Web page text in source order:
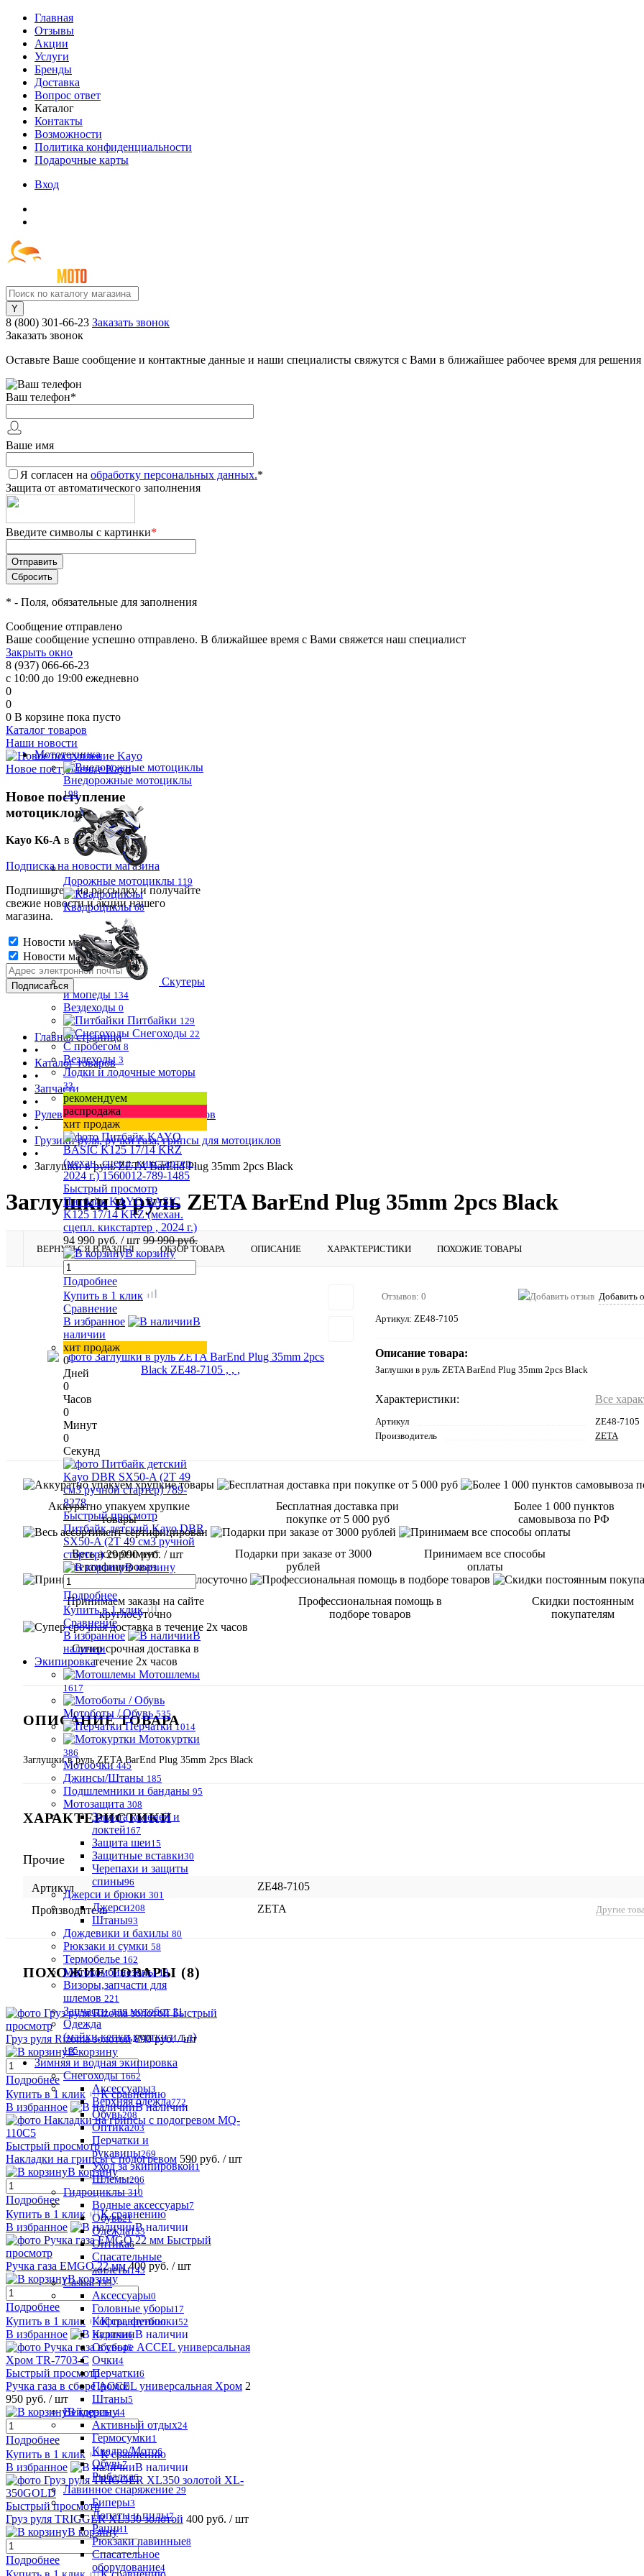
Главная
Отзывы
Акции
Услуги
Бренды
Доставка
Вопрос ответ
Каталог
Контакты
Возможности
Политика конфиденциальности
Подарочные карты
Вход
8 (800) 301-66-23 Заказать звонок
Заказать звонок
Оставьте Ваше сообщение и контактные данные и наши специалисты свяжутся с Вами в ближайшее рабочее время для
Ваш телефон*
Ваше имя
Я согласен на обработку персональных данных.*
Защита от автоматического заполнения
Введите символы с картинки*
* - Поля, обязательные для заполнения
Сообщение отправлено
Ваше сообщение успешно отправлено. В ближайшее время с Вами свяжется наш специалист
Закрыть окно
8 (937) 066-66-23
с 10:00 до 19:00 ежедневно
0
0
0 В корзине пока пусто
Каталог товаров
Мототехника
Внедорожные мотоциклы
198
Дорожные мотоциклы 119
Квадроциклы 68
Скутеры
и мопеды 134
Вездеходы 0
Питбайки 129
Снегоходы 22
С пробегом 8
Вездеходы 3
Лодки и лодочные моторы
33
рекомендуем
распродажа
хит продаж
Быстрый просмотр
Питбайк KAYO BASIC
K125 17/14 KRZ (механ.
сцепл. кикстартер , 2024 г.)
94 990 руб. / шт 99 990 руб.
В корзину
Подробнее
Купить в 1 клик
Сравнение
В избранное
В
наличии
хит продаж
0
Дней
0
Часов
0
Минут
0
Секунд
Быстрый просмотр
Питбайк детский Kayo DBR
SX50-A (2T 49 см3 ручной
стартер) 29 990 руб. / шт
В корзину
Подробнее
Купить в 1 клик
Сравнение
В избранное
В
наличии
Экипировка
Мотошлемы
1617
Мотоботы / Обувь 535
Перчатки 1014
Мотокуртки
386
Мотоочки 445
Джинсы/Штаны 185
Подшлемники и банданы 95
Мотозащита 308
Защита коленей и
локтей167
Защита шеи15
Защитные вставки30
Черепахи и защиты
спины96
Джерси и брюки 301
Джерси208
Штаны93
Дождевики и бахилы 80
Рюкзаки и сумки 58
Термобелье 162
Мотокомбинезоны 18
Визоры,запчасти для
шлемов 221
Запчасти для мотобот 31
Одежда
(майки,кепки,куртки и т.д)
165
Зимняя и водная экипировка
Снегоходы 1662
Аксессуары3
Верхняя одежда772
Обувь208
Оптика203
Перчатки и
рукавицы269
Уход за экипировкой1
Шлемы206
Гидроциклы 310
Водные аксессуары7
Обувь21
Одежда133
Оптика6
Спасательные
жилеты143
Casual 135
Аксессуары0
Головные уборы17
Кофты, футболки52
Куртки6
Обувь45
Очки4
Перчатки6
Промо0
Штаны5
Вейдерсы 44
Активный отдых24
Гермосумки1
Квадро/Мото6
Обувь7
Рыбалка6
Лавинное снаряжение 29
Биперы3
Лопаты и пилы7
Рации1
Рюкзаки лавинные8
Спасательное
оборудование4
Наши новости
Новое поступление Kayo
Новое поступление
мотоциклов!
Kayo K6-A в наличии у нас!
Подписка на новости магазина
Подпишитесь на рассылку и получайте
свежие новости и акции нашего
магазина.
Новости магазина
Новости магазина
Главная страница
•
Каталог товаров
•
Запчасти
•
Рулевое управление для мотоциклов
•
Грузики руля, ручки газа, грипсы для мотоциклов
•
Заглушки в руль ZETA BarEnd Plug 35mm 2pcs Black
Заглушки в руль ZETA BarEnd Plug 35mm 2pcs Black
ВЕРНУТЬСЯ В РАЗДЕЛ ОБЗОР ТОВАРА ОПИСАНИЕ ХАРАКТЕРИСТИКИ ПОХОЖИЕ ТОВАРЫ
Отзывов: 0 Добавить
Артикул: ZE48-7105
Описание товара:
Заглушки в руль ZETA BarEnd Plug 35mm 2pcs Black
Характеристики: Все
Артикул
ZE48-7105
Производитель
ZETA
Аккуратно упакуем хрупкие
товары
Бесплатная доставка при
покупке от 5 000 руб
Более 1 000 пунктов
самовывоза по РФ
Весь ассортимент
сертифицирован
Подарки при заказе от 3000
рублей
Принимаем все способы
оплаты
Принимаем заказы на сайте
круглосуточно
Профессиональная помощь в
подборе товаров
Скидки постоянным
покупателям
Супер срочная доставка в
течение 2х часов
ОПИСАНИЕ ТОВАРА
Заглушки в руль ZETA BarEnd Plug 35mm 2pcs Black
ХАРАКТЕРИСТИКИ
Прочие
Артикул
ZE48-7105
Производитель
ZETA Другие
ПОХОЖИЕ ТОВАРЫ (8)
Быстрый
просмотр
Груз руля Rizoma золотой 890 руб./ шт
В корзину
Подробнее
Купить в 1 клик
К сравнению
В избранное
В наличии
Быстрый просмотр
Накладки на грипсы с подогревом 590 руб. / шт
В корзину
Подробнее
Купить в 1 клик
К сравнению
В избранное
В наличии
Быстрый
просмотр
Ручка газа EMGO 22 мм400 руб. / шт
В корзину
Подробнее
Купить в 1 клик
К сравнению
В избранное
В наличии
Быстрый просмотр
Ручка газа в сборе ACCEL универсальная Хром 2
950 руб. / шт
В корзину
Подробнее
Купить в 1 клик
К сравнению
В избранное
В наличии
Быстрый просмотр
Груз руля TRIGGER XL350 золотой 400 руб. / шт
В корзину
Подробнее